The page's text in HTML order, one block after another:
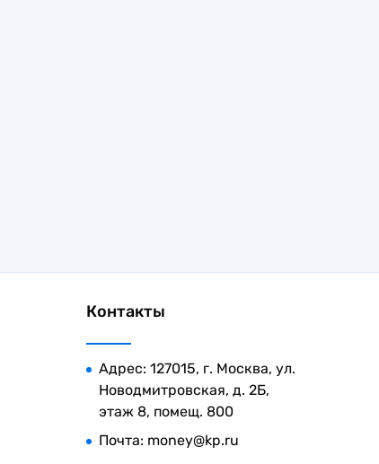
Контакты
Адрес: 127015, г. Москва, ул.
Новодмитровская, д. 2Б,
этаж 8, помещ. 800
Почта: money@kp.ru